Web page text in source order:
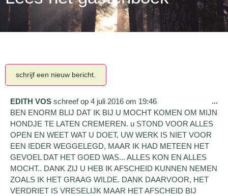
EDITH VOS schreef op 4 juli 2016 om 19:46
BEN ENORM BLIJ DAT IK BIJ U MOCHT KOMEN OM MIJN
HONDJE TE LATEN CREMEREN. u STOND VOOR ALLES
OPEN EN WEET WAT U DOET, UW WERK IS NIET VOOR
EEN IEDER WEGGELEGD, MAAR IK HAD METEEN HET
GEVOEL DAT HET GOED WAS... ALLES KON EN ALLES
MOCHT.. DANK ZIJ U HEB IK AFSCHEID KUNNEN NEMEN
ZOALS IK HET GRAAG WILDE. DANK DAARVOOR, HET
VERDRIET IS VRESELIJK MAAR HET AFSCHEID BIJ
...